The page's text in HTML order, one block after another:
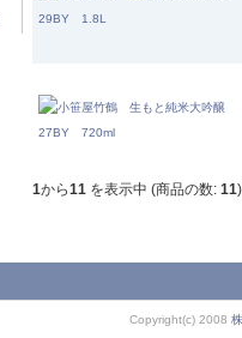
1から11 を表示中 (商品の数: 11)
Copyright(c) 2008